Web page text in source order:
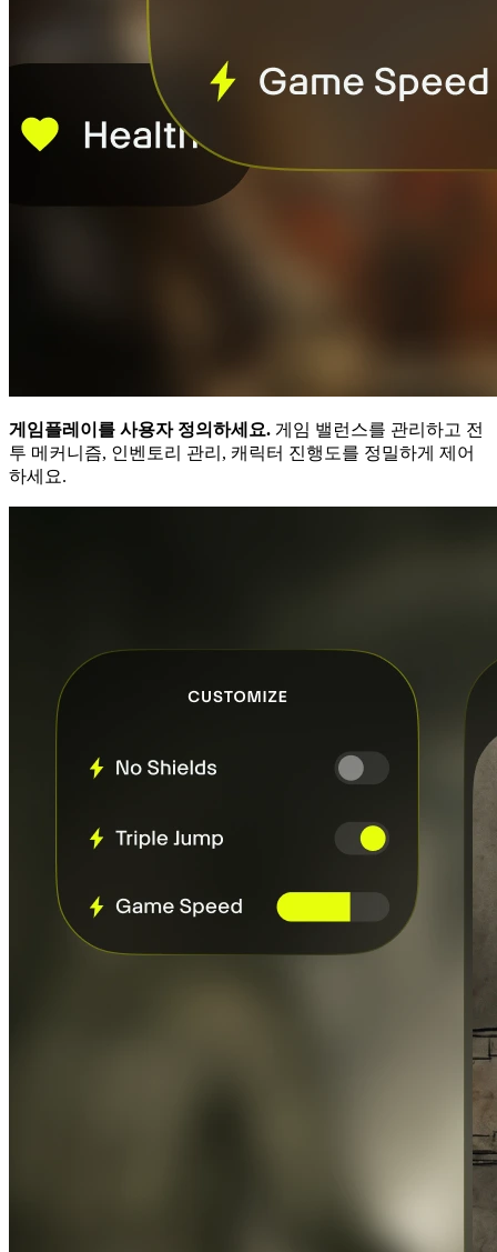
게임플레이를 사용자 정의하세요. 게임 밸런스를 관리하고 전
투 메커니즘, 인벤토리 관리, 캐릭터 진행도를 정밀하게 제어
하세요.